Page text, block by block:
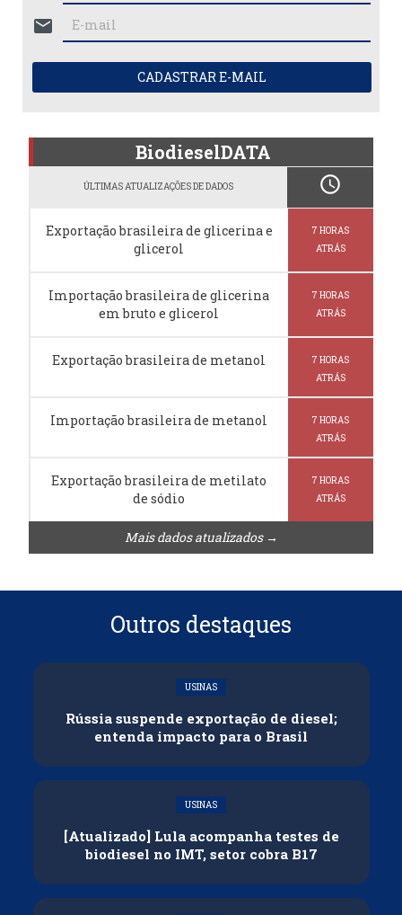
mail
CADASTRAR E-MAIL
BiodieselDATA
ÚLTIMAS ATUALIZAÇÕES DE DADOS schedule
Exportação brasileira de glicerina e
glicerol
7 HORAS
ATRÁS
Importação brasileira de glicerina
em bruto e glicerol
7 HORAS
ATRÁS
Exportação brasileira de metanol
7 HORAS
ATRÁS
Importação brasileira de metanol
7 HORAS
ATRÁS
Exportação brasileira de metilato
de sódio
7 HORAS
ATRÁS
Mais dados atualizados →
Outros destaques
USINAS
Rússia suspende exportação de diesel;
entenda impacto para o Brasil
USINAS
[Atualizado] Lula acompanha testes de
biodiesel no IMT, setor cobra B17